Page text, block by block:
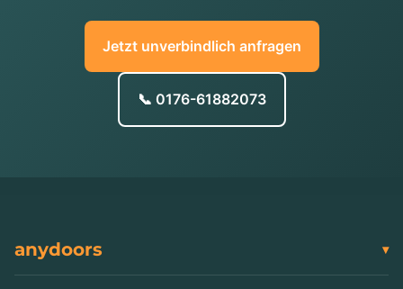
Jetzt unverbindlich anfragen
📞 0176-61882073
anydoors